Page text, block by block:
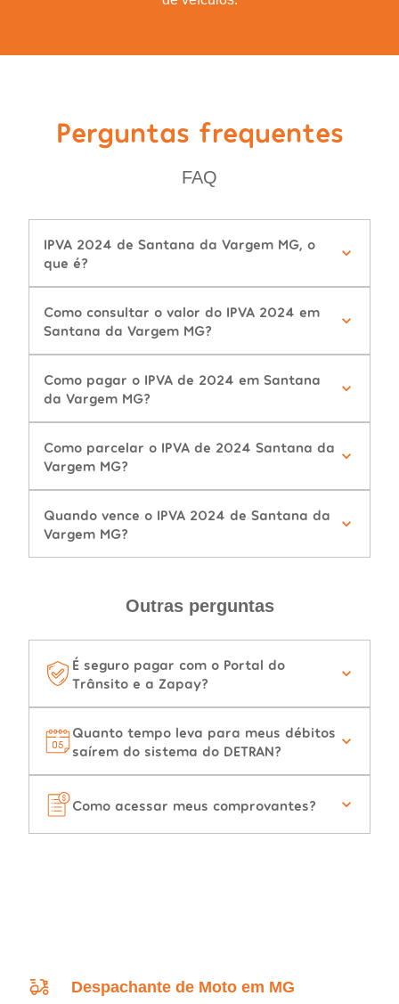
Perguntas frequentes
FAQ
IPVA 2024 de Santana da Vargem MG, o
que é?
Como consultar o valor do IPVA 2024 em
Santana da Vargem MG?
Como pagar o IPVA de 2024 em Santana
da Vargem MG?
Como parcelar o IPVA de 2024 Santana da
Vargem MG?
Quando vence o IPVA 2024 de Santana da
Vargem MG?
Outras perguntas
É seguro pagar com o Portal do
Trânsito e a Zapay?
Quanto tempo leva para meus débitos
saírem do sistema do DETRAN?
Como acessar meus comprovantes?
Despachante de Moto em MG